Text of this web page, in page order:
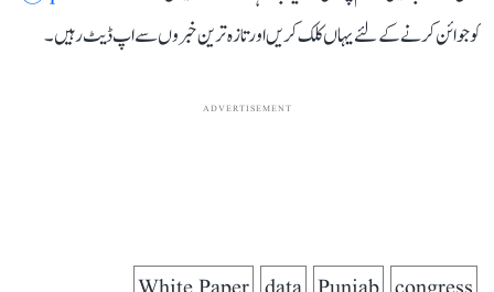
کو جوائن کرنے کے لئے یہاں کلک کریں اور تازہ ترین خبروں سے اپ ڈیٹ رہیں۔
ADVERTISEMENT